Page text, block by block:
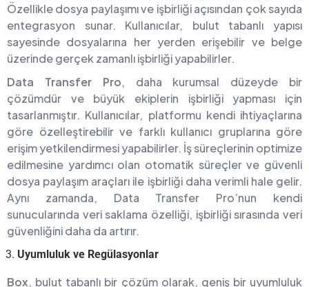
Özellikle dosya paylaşımı ve işbirliği açısından çok sayıda
entegrasyon sunar. Kullanıcılar, bulut tabanlı yapısı
sayesinde dosyalarına her yerden erişebilir ve belge
üzerinde gerçek zamanlı işbirliği yapabilirler.
Data Transfer Pro, daha kurumsal düzeyde bir
çözümdür ve büyük ekiplerin işbirliği yapması için
tasarlanmıştır. Kullanıcılar, platformu kendi ihtiyaçlarına
göre özelleştirebilir ve farklı kullanıcı gruplarına göre
erişim yetkilendirmesi yapabilirler. İş süreçlerinin optimize
edilmesine yardımcı olan otomatik süreçler ve güvenli
dosya paylaşım araçları ile işbirliği daha verimli hale gelir.
Aynı zamanda, Data Transfer Pro’nun kendi
sunucularında veri saklama özelliği, işbirliği sırasında veri
güvenliğini daha da artırır.
Uyumluluk ve Regülasyonlar
Box, bulut tabanlı bir çözüm olarak, geniş bir uyumluluk